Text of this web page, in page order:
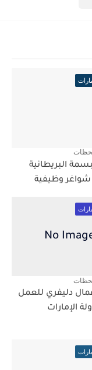
البريطانية
وظيفية
دليفري للعمل
الإمارات